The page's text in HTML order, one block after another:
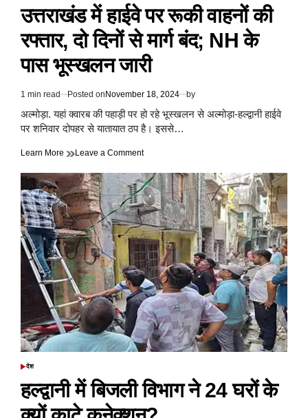
उत्तराखंड में हाईवे पर रूकी वाहनों की
रफ्तार, दो दिनों से मार्ग बंद; NH के
पास भूस्खलन जारी
Estimated
read
time
1 min read Posted on November 18, 2024 by
अल्मोड़ा. यहां क्वारब की पहाड़ी पर हो रहे भूस्खलन से अल्मोड़ा-हल्द्वानी हाईवे
पर शनिवार दोपहर से यातायात ठप है। इससे…
Learn More Leave a Commenton
में
हाईवे
पर
रूकी
वाहनों
की
रफ्तार,
दो
दिनों
से
मार्ग
बंद;
NH
के
पास
POSTED
देश
हल्द्वानी में ब‍िजली व‍िभाग ने 24 घरों के